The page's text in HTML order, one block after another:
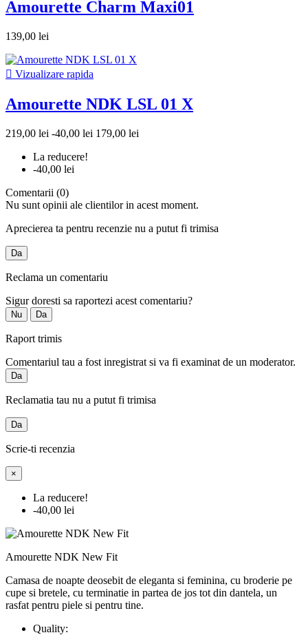
Amourette Charm Maxi01
139,00 lei
 Vizualizare rapida
Amourette NDK LSL 01 X
219,00 lei -40,00 lei 179,00 lei
La reducere!
-40,00 lei
Comentarii (0)
Nu sunt opinii ale clientilor in acest moment.
Aprecierea ta pentru recenzie nu a putut fi trimisa
Da
Reclama un comentariu
Sigur doresti sa raportezi acest comentariu?
Nu Da
Raport trimis
Comentariul tau a fost inregistrat si va fi examinat de un moderator.
Da
Reclamatia tau nu a putut fi trimisa
Da
Scrie-ti recenzia
×
La reducere!
-40,00 lei
Amourette NDK New Fit
Camasa de noapte deosebit de eleganta si feminina, cu broderie pe
cupe si bretele, cu terminatie in partea de jos tot din dantela, un
rasfat pentru piele si pentru tine.
Quality: